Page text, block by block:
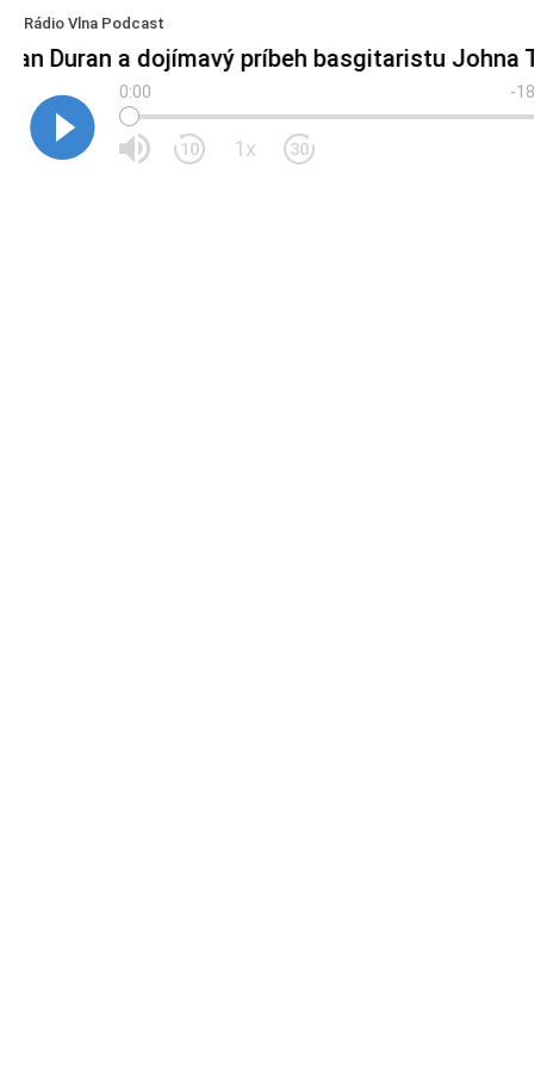
Rádio Vlna Podcast
Duran a dojímavý príbeh basgitaristu Johna
0:00 -